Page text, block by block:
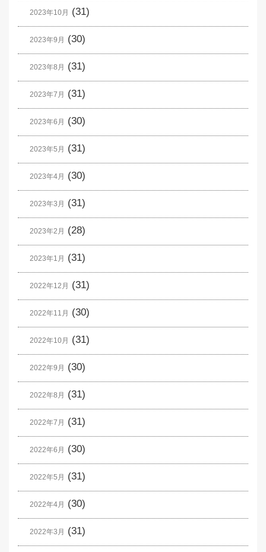
2023年10月 (31)
2023年9月 (30)
2023年8月 (31)
2023年7月 (31)
2023年6月 (30)
2023年5月 (31)
2023年4月 (30)
2023年3月 (31)
2023年2月 (28)
2023年1月 (31)
2022年12月 (31)
2022年11月 (30)
2022年10月 (31)
2022年9月 (30)
2022年8月 (31)
2022年7月 (31)
2022年6月 (30)
2022年5月 (31)
2022年4月 (30)
2022年3月 (31)